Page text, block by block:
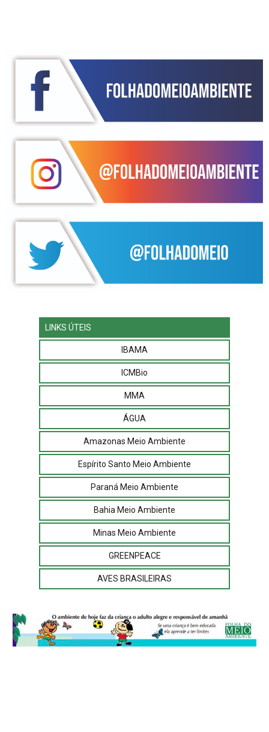
LINKS ÚTEIS
IBAMA
ICMBio
MMA
ÁGUA
Amazonas Meio Ambiente
Espírito Santo Meio Ambiente
Paraná Meio Ambiente
Bahia Meio Ambiente
Minas Meio Ambiente
GREENPEACE
AVES BRASILEIRAS